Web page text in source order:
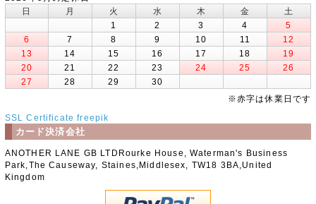
日
月 火 水 木 金
土
1
2 3 4
5
6
7 8 9 10 11
12
13
14 15 16 17 18
19
20
21 22 23 24 25
26
27
28 29
30
※赤字は休業日です
SSL Certificate freepik
カード決済会社
ANOTHER LANE GB LTDRourke House, Waterman's Business
Park,The Causeway, Staines,Middlesex, TW18 3BA,United
Kingdom